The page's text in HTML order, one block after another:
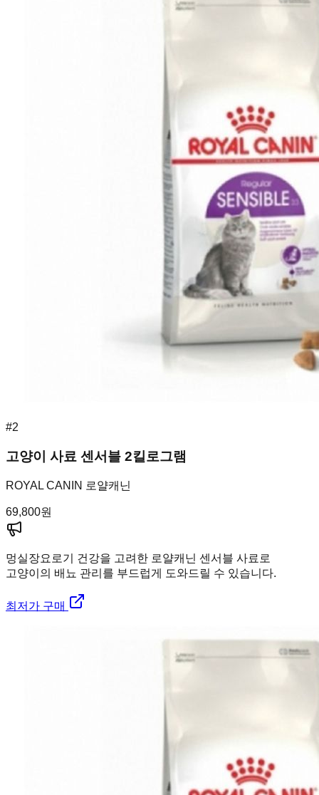
#2
고양이 사료 센서블 2킬로그램
ROYAL CANIN 로얄캐닌
69,800원
멍실장요로기 건강을 고려한 로얄캐닌 센서블 사료로
고양이의 배뇨 관리를 부드럽게 도와드릴 수 있습니다.
최저가 구매